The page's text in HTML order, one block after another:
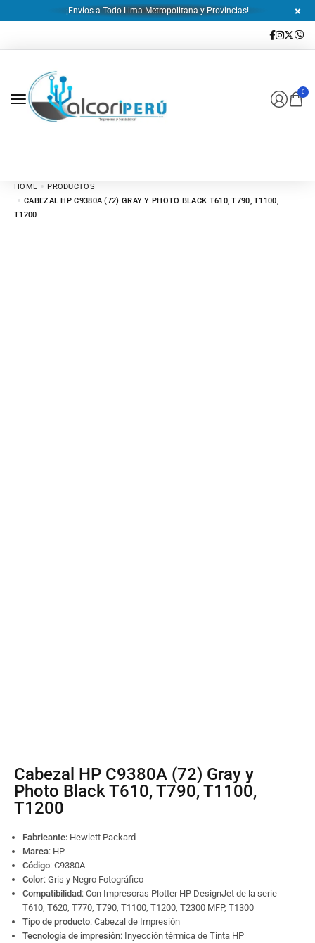
¡Envíos a Todo Lima Metropolitana y Provincias!
0
HOME
PRODUCTOS
CABEZAL HP C9380A (72) GRAY Y PHOTO BLACK T610, T790, T1100,
T1200
Cabezal HP C9380A (72) Gray y
Photo Black T610, T790, T1100,
T1200
Fabricante: Hewlett Packard
Marca: HP
Código: C9380A
Color: Gris y Negro Fotográfico
Compatibilidad: Con Impresoras Plotter HP DesignJet de la serie
T610, T620, T770, T790, T1100, T1200, T2300 MFP, T1300
Tipo de producto: Cabezal de Impresión
Tecnología de impresión: Inyección térmica de Tinta HP